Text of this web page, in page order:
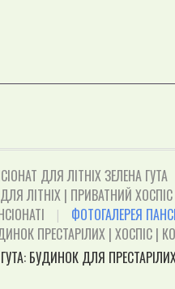
ДЛЯ ЛІТНІХ ЗЕЛЕНА ГУТА
ЛІТНІХ | ПРИВАТНИЙ ХОСПІС
ФОТОГАЛЕРЕЯ
ПРЕСТАРІЛИХ | ХОСПІС |
БУДИНОК ДЛЯ